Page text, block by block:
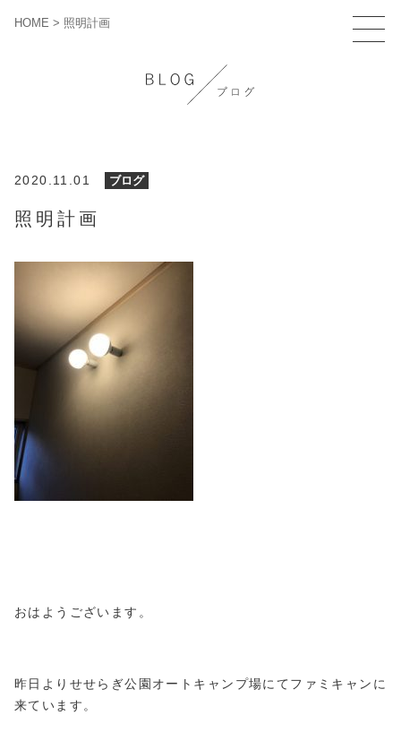
HOME > 照明計画
2020.11.01 ブログ
照明計画
おはようございます。
昨日よりせせらぎ公園オートキャンプ場にてファミキャンに
来ています。